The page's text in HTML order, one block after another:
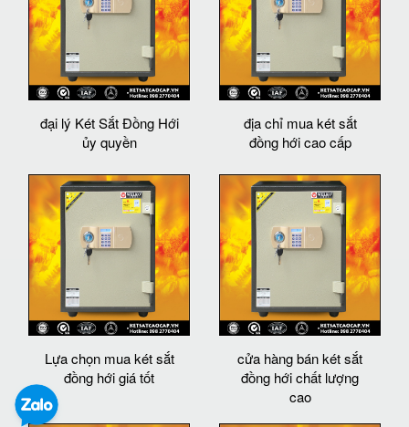
đại lý Két Sắt Đồng Hới
ủy quyền
địa chỉ mua két sắt
đồng hới cao cấp
Lựa chọn mua két sắt
đồng hới giá tốt
cửa hàng bán két sắt
đồng hới chất lượng
cao